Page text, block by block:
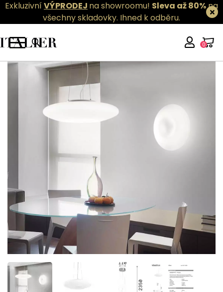
ExkluzivníVÝPRODEJ na showroomu! Sleva až 80%na
všechny skladovky. Ihned k odběru.
0